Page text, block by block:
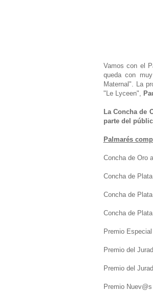
Vamos con el
queda con
Maternal". La
"Le Lyceen",
La Concha de
parte del
Palmarés
Concha de Oro
Concha de
Concha de
Concha de
Premio
Premio del
Premio del
Premio